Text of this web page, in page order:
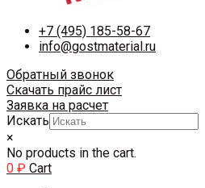
+7 (495) 185-58-67
info@gostmaterial.ru
Обратный звонок
Скачать прайс лист
Заявка на расчет
Искать
×
No products in the cart.
0 ₽ Cart